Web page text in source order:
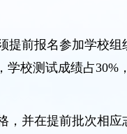
前报名参加学校
校测试成绩占
并在提前批次相